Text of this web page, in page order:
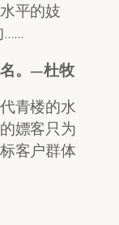
平的妓
……
。—杜牧
青楼的水
嫖客只为
客户群体